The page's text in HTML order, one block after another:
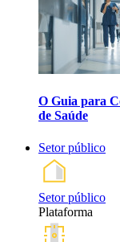
O Guia para
de Saúde
Setor público
Setor público
Plataforma